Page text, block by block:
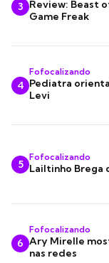
3 Review: Beast
Game Freak
4
Fofocalizando
Pediatra
Levi
5
Fofocalizando
Lailtinho Brega
6
Fofocalizando
Ary Mirelle
nas redes